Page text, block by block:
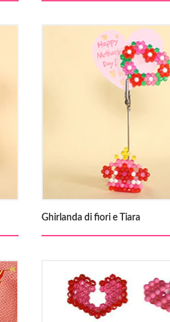
Ghirlanda di fiori e Tiara